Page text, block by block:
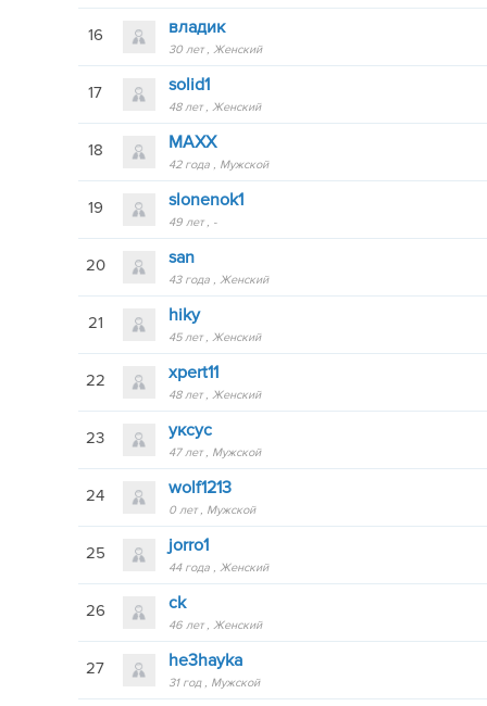
16 владик
30 лет Женский
17 solid1
48 лет Женский
18 MAXX
42 года Мужской
19 slonenok1
49 лет -
20 san
43 года Женский
21 hiky
45 лет Женский
22 xpert11
48 лет Женский
23 уксус
47 лет Мужской
24 wolf1213
0 лет Мужской
25 jorro1
44 года Женский
26 ck
46 лет Женский
27 he3hayka
31 год Мужской